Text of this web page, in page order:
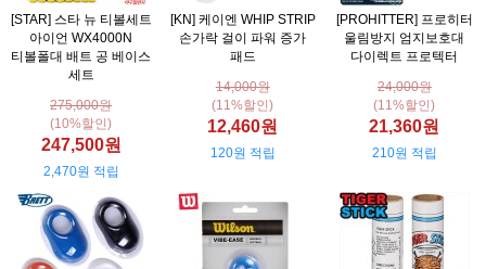
[STAR] 스타 뉴 티볼세트
아이언 WX4000N
티볼폴대 배트 공 베이스
세트
275,000원
(10%할인)
247,500원
2,470원 적립
[KN] 케이엔 WHIP STRIP
손가락 걸이 파워 증가
패드
14,000원
(11%할인)
12,460원
120원 적립
[PROHITTER] 프로히터
울림방지 엄지보호대
다이렉트 프로텍터
24,000원
(11%할인)
21,360원
210원 적립